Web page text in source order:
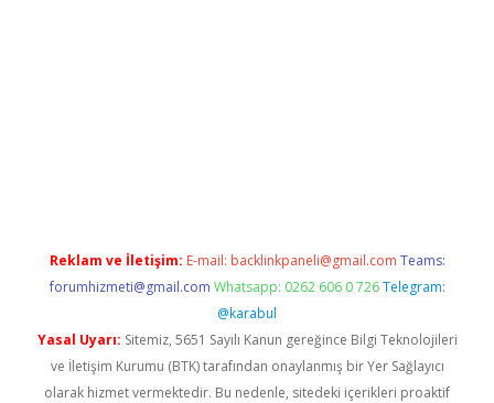
Reklam ve İletişim: E-mail: backlinkpaneli@gmail.com Teams:
forumhizmeti@gmail.com Whatsapp: 0262 606 0 726 Telegram:
@karabul
Yasal Uyarı: Sitemiz, 5651 Sayılı Kanun gereğince Bilgi Teknolojileri
ve İletişim Kurumu (BTK) tarafından onaylanmış bir Yer Sağlayıcı
olarak hizmet vermektedir. Bu nedenle, sitedeki içerikleri proaktif